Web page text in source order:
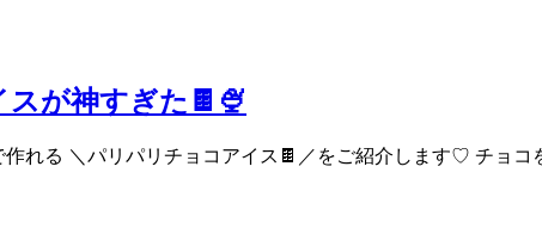
が神すぎた🍫🍨
れる ＼パリパリチョコアイス🍫／をご紹介します♡ チョ